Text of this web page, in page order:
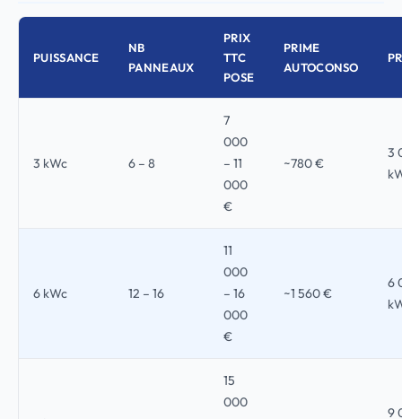
PUISSANCE
NB
PANNEAUX
PRIX
TTC
POSE
PRIME
AUTOCONSO
3 kWc 6 – 8
7
000
– 11
000
€
~780 €
3
6 kWc 12 – 16
11
000
– 16
000
€
~1 560 €
6
15
000
9